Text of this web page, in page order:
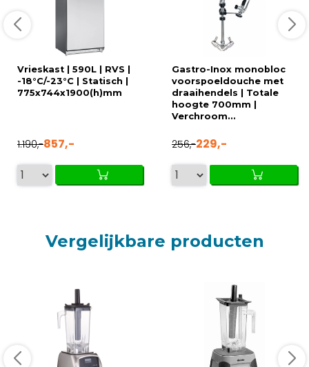
Vrieskast | 590L | RVS |
-18°C/-23°C | Statisch |
775x744x1900(h)mm
1.190,-857,-
Gastro-Inox monobloc
voorspoeldouche met
draaihendels | Totale
hoogte 700mm |
Verchroom...
256,-229,-
Vergelijkbare producten